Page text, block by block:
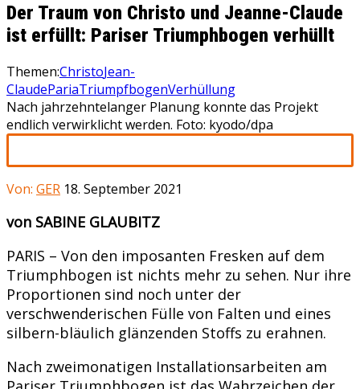
Der Traum von Christo und Jeanne-Claude
ist erfüllt: Pariser Triumphbogen verhüllt
Themen:ChristoJean-
ClaudePariaTriumpfbogenVerhüllung
Nach jahrzehntelanger Planung konnte das Projekt
endlich verwirklicht werden. Foto: kyodo/dpa
Von: GER 18. September 2021
von SABINE GLAUBITZ
PARIS – Von den imposanten Fresken auf dem
Triumphbogen ist nichts mehr zu sehen. Nur ihre
Proportionen sind noch unter der
verschwenderischen Fülle von Falten und eines
silbern-bläulich glänzenden Stoffs zu erahnen.
Nach zweimonatigen Installationsarbeiten am